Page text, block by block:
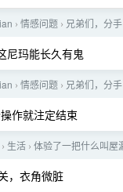
› 情感问题 › 兄弟们，分
尼玛能长久有鬼
› 情感问题 › 兄弟们，分
作就注定结束
› 生活 › 体验了一把什么叫屋
，衣角微脏